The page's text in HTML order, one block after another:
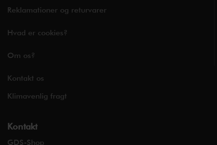
Reklamationer og returvarer
Hvad er cookies?
Om os?
Kontakt os
Klimavenlig fragt
Kontakt
GDS-Shop